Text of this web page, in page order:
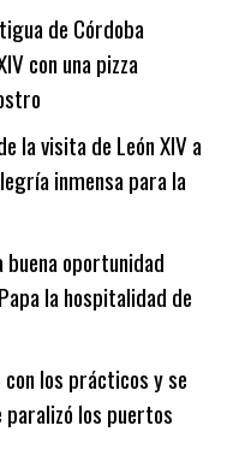
de Córdoba
con una pizza
la visita de León XIV a
inmensa para la
oportunidad
la hospitalidad de
con los prácticos y se
paralizó los puertos